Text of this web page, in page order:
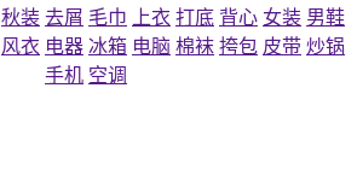
秋装 去屑 毛巾 上衣 打底 背心 女装 男鞋
风衣 电器 冰箱 电脑 棉袜 挎包 皮带 炒锅
手机 空调